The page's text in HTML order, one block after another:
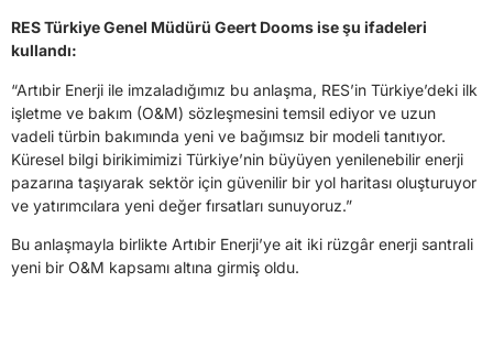
RES Türkiye Genel Müdürü Geert Dooms ise şu ifadeleri
kullandı:
“Artıbir Enerji ile imzaladığımız bu anlaşma, RES’in Türkiye’deki ilk
işletme ve bakım (O&M) sözleşmesini temsil ediyor ve uzun
vadeli türbin bakımında yeni ve bağımsız bir modeli tanıtıyor.
Küresel bilgi birikimimizi Türkiye’nin büyüyen yenilenebilir enerji
pazarına taşıyarak sektör için güvenilir bir yol haritası oluşturuyor
ve yatırımcılara yeni değer fırsatları sunuyoruz.”
Bu anlaşmayla birlikte Artıbir Enerji’ye ait iki rüzgâr enerji santrali
yeni bir O&M kapsamı altına girmiş oldu.